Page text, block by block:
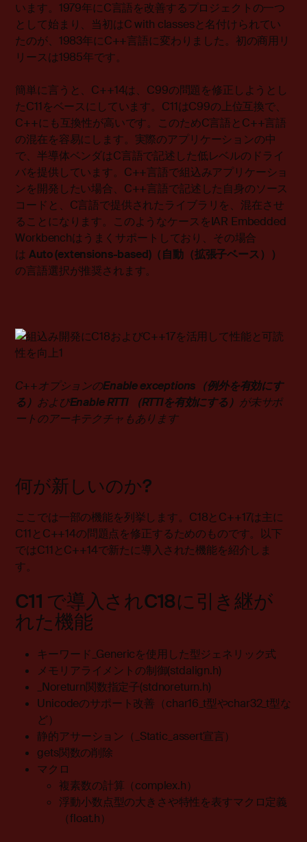
います。1979年にC言語を改善するプロジェクトの一つ
として始まり、当初はC with classesと名付けられてい
たのが、1983年にC++言語に変わりました。初の商用リ
リースは1985年です。
簡単に言うと、C++14は、C99の問題を修正しようとし
たC11をベースにしています。C11はC99の上位互換で、
C++にも互換性が高いです。このためC言語とC++言語
の混在を容易にします。実際のアプリケーションの中
で、半導体ベンダはC言語で記述した低レベルのドライ
バを提供しています。C++言語で組込みアプリケーショ
ンを開発したい場合、C++言語で記述した自身のソース
コードと、C言語で提供されたライブラリを、混在させ
ることになります。このようなケースをIAR Embedded
Workbenchはうまくサポートしており、その場合
は Auto (extensions-based)（自動（拡張子ベース））
の言語選択が推奨されます。
C++オプションのEnable exceptions （例外を有効にす
る） およびEnable RTTI （RTTIを有効にする） が未サポ
ートのアーキテクチャもあります
何が新しいのか?
ここでは一部の機能を列挙します。C18とC++17は主に
C11とC++14の問題点を修正するためのものです。以下
ではC11とC++14で新たに導入された機能を紹介しま
す。
C11 で導入されC18に引き継が
れた機能
キーワード_Genericを使用した型ジェネリック式
メモリアライメントの制御(stdalign.h)
_Noreturn関数指定子(stdnoreturn.h)
Unicodeのサポート改善（char16_t型やchar32_t型な
ど）
静的アサーション（_Static_assert宣言）
gets関数の削除
マクロ
複素数の計算（complex.h）
浮動小数点型の大きさや特性を表すマクロ定義
（float.h）